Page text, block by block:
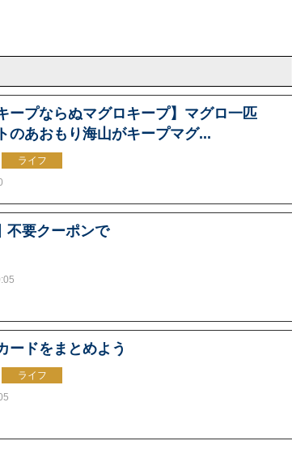
ープならぬマグロキープ】マグロ一匹
のあおもり海山がキープマグ...
ライフ
不要クーポンで
ードをまとめよう
ライフ